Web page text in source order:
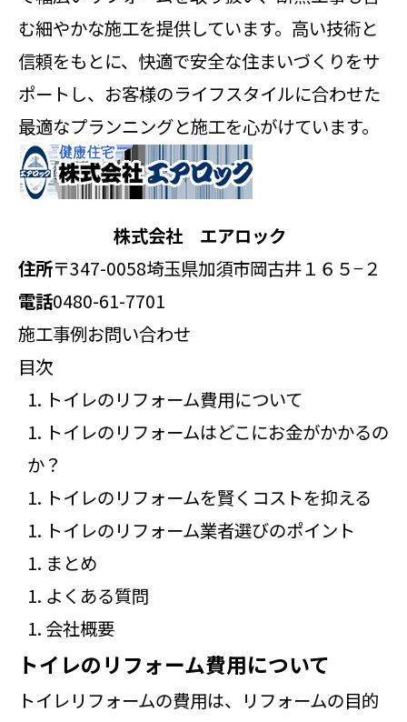
む細やかな施工を提供しています。高い技術と
信頼をもとに、快適で安全な住まいづくりをサ
ポートし、お客様のライフスタイルに合わせた
最適なプランニングと施工を心がけています。
株式会社 エアロック
住所〒347-0058埼玉県加須市岡古井１６５−２
電話0480-61-7701
施工事例お問い合わせ
目次
トイレのリフォーム費用について
トイレのリフォームはどこにお金がかかるの
か？
トイレのリフォームを賢くコストを抑える
トイレのリフォーム業者選びのポイント
まとめ
よくある質問
会社概要
トイレのリフォーム費用について
トイレリフォームの費用は、リフォームの目的